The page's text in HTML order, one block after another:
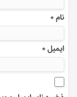
نام*
ایمیل*